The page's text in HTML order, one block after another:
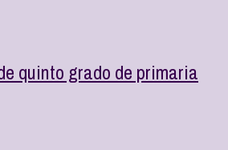
quinto grado de primaria